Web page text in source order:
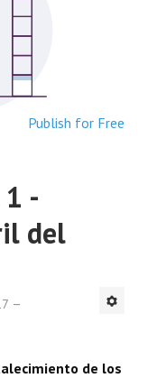
Publish for Free
-
del
de los